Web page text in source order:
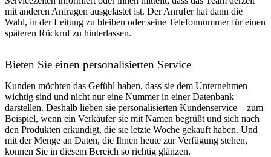
mit anderen Anfragen ausgelastet ist. Der Anrufer hat dann die
Wahl, in der Leitung zu bleiben oder seine Telefonnummer für einen
späteren Rückruf zu hinterlassen.
Bieten Sie einen personalisierten Service
Kunden möchten das Gefühl haben, dass sie dem Unternehmen
wichtig sind und nicht nur eine Nummer in einer Datenbank
darstellen. Deshalb lieben sie personalisierten Kundenservice – zum
Beispiel, wenn ein Verkäufer sie mit Namen begrüßt und sich nach
den Produkten erkundigt, die sie letzte Woche gekauft haben. Und
mit der Menge an Daten, die Ihnen heute zur Verfügung stehen,
können Sie in diesem Bereich so richtig glänzen.